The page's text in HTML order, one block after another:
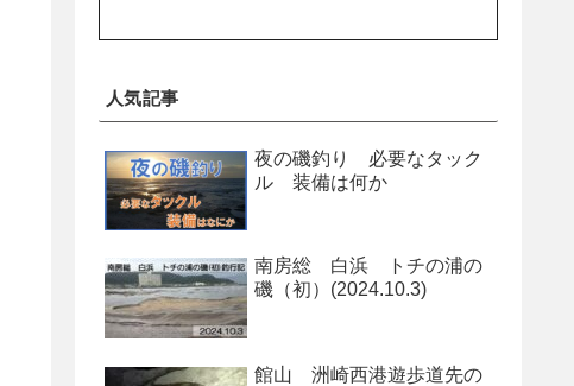
人気記事
夜の磯釣り 必要なタック
ル 装備は何か
南房総 白浜 トチの浦の
磯（初）(2024.10.3)
館山 洲崎西港遊歩道先の